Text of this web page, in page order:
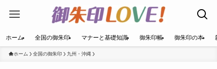
ホーム 全国の御朱印 マナーと基礎知識 御朱印帳 御朱印の本
ホーム 全国の御朱印 九州・沖縄